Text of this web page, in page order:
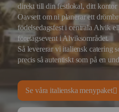
direkt till din festlokal, ditt
Oavsett om ni planerar ett
födelsedagsfest i centrala Alvik
företagsevent i Alviksområdet.
Så levererar vi italiensk catering
precis så autentiskt som på en
Se våra italienska menypaket